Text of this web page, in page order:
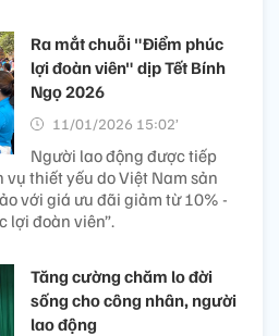
Ra mắt chuỗi "Điểm phúc
lợi đoàn viên" dịp Tết Bính
Ngọ 2026
11/01/2026 15:02’
Người lao động được tiếp
thiết yếu do Việt Nam sản
với giá ưu đãi giảm từ 10% -
lợi đoàn viên”.
Tăng cường chăm lo đời
sống cho công nhân, người
lao động